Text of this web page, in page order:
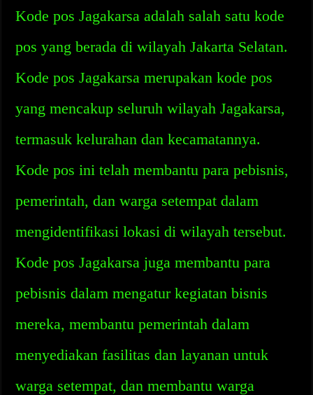
Kode pos Jagakarsa adalah salah satu kode
pos yang berada di wilayah Jakarta Selatan.
Kode pos Jagakarsa merupakan kode pos
yang mencakup seluruh wilayah Jagakarsa,
termasuk kelurahan dan kecamatannya.
Kode pos ini telah membantu para pebisnis,
pemerintah, dan warga setempat dalam
mengidentifikasi lokasi di wilayah tersebut.
Kode pos Jagakarsa juga membantu para
pebisnis dalam mengatur kegiatan bisnis
mereka, membantu pemerintah dalam
menyediakan fasilitas dan layanan untuk
warga setempat, dan membantu warga